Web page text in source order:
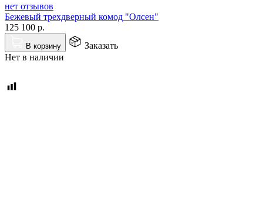
нет отзывов
Бежевый трехдверный комод "Олсен"
125 100 р.
В корзину
Заказать
Нет в наличии